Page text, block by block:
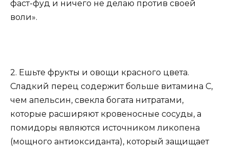
фаст-фуд и ничего не делаю против своей
воли».
2. Ешьте фрукты и овощи красного цвета.
Сладкий перец содержит больше витамина С,
чем апельсин, свекла богата нитратами,
которые расширяют кровеносные сосуды, а
помидоры являются источником ликопена
(мощного антиоксиданта), который защищает